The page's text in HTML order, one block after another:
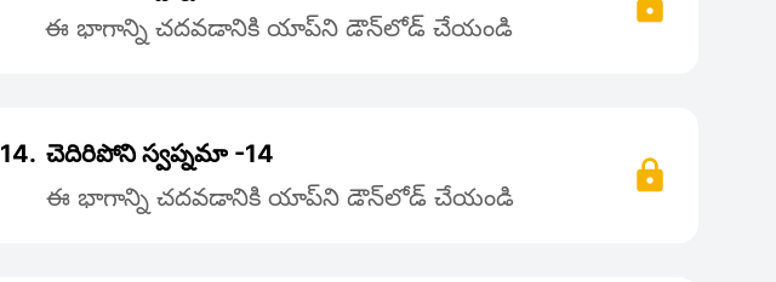
ఈ భాగాన్ని చదవడానికి యాప్‌ని డౌన్‌లోడ్ చేయండి
14. చెదిరిపోని స్వప్నమా -14
ఈ భాగాన్ని చదవడానికి యాప్‌ని డౌన్‌లోడ్ చేయండి